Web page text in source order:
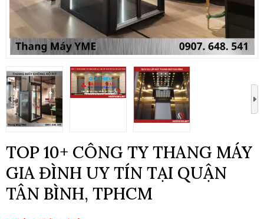
TOP 10+ CÔNG TY THANG MÁY
GIA ĐÌNH UY TÍN TẠI QUẬN
TÂN BÌNH, TPHCM